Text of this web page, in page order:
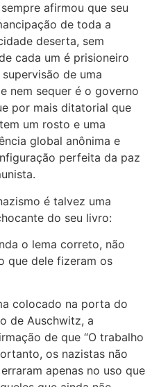
afirmou que seu
de toda a
deserta, sem
cada um é prisioneiro
de uma
nem sequer é o governo
por mais ditatorial que
um rosto e uma
global anônima e
perfeita da paz
é talvez uma
do seu livro:
o lema correto, não
que dele fizeram os
colocado na porta do
de Auschwitz, a
de que “O trabalho
os nazistas não
apenas no uso que